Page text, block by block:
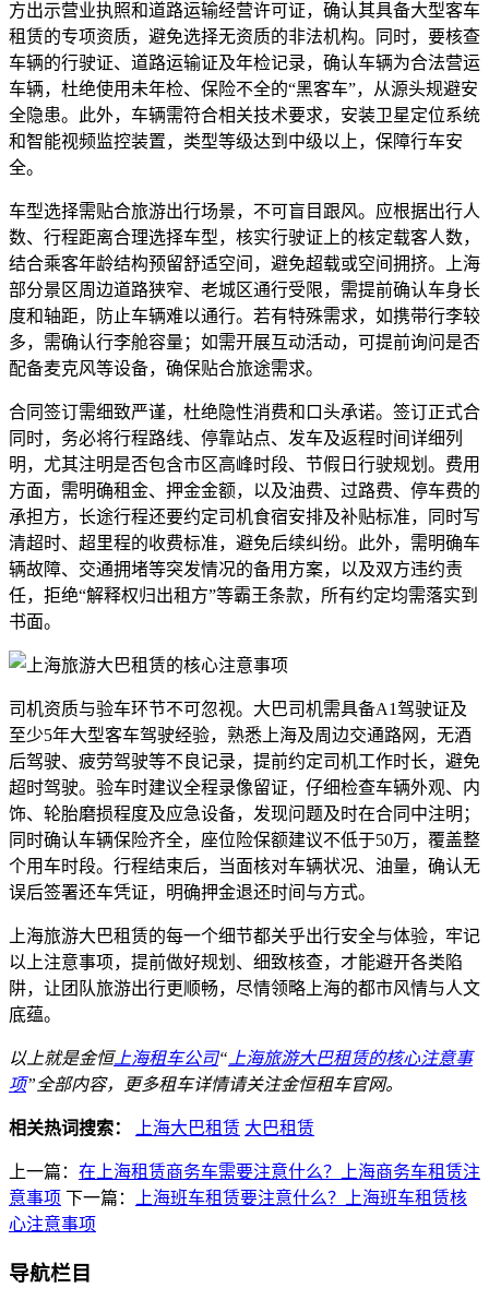
方出示营业执照和道路运输经营许可证，确认其具备大型客车
租赁的专项资质，避免选择无资质的非法机构。同时，要核查
车辆的行驶证、道路运输证及年检记录，确认车辆为合法营运
车辆，杜绝使用未年检、保险不全的“黑客车”，从源头规避安
全隐患。此外，车辆需符合相关技术要求，安装卫星定位系统
和智能视频监控装置，类型等级达到中级以上，保障行车安
全。
车型选择需贴合旅游出行场景，不可盲目跟风。应根据出行人
数、行程距离合理选择车型，核实行驶证上的核定载客人数，
结合乘客年龄结构预留舒适空间，避免超载或空间拥挤。上海
部分景区周边道路狭窄、老城区通行受限，需提前确认车身长
度和轴距，防止车辆难以通行。若有特殊需求，如携带行李较
多，需确认行李舱容量；如需开展互动活动，可提前询问是否
配备麦克风等设备，确保贴合旅途需求。
合同签订需细致严谨，杜绝隐性消费和口头承诺。签订正式合
同时，务必将行程路线、停靠站点、发车及返程时间详细列
明，尤其注明是否包含市区高峰时段、节假日行驶规划。费用
方面，需明确租金、押金金额，以及油费、过路费、停车费的
承担方，长途行程还要约定司机食宿安排及补贴标准，同时写
清超时、超里程的收费标准，避免后续纠纷。此外，需明确车
辆故障、交通拥堵等突发情况的备用方案，以及双方违约责
任，拒绝“解释权归出租方”等霸王条款，所有约定均需落实到
书面。
司机资质与验车环节不可忽视。大巴司机需具备A1驾驶证及
至少5年大型客车驾驶经验，熟悉上海及周边交通路网，无酒
后驾驶、疲劳驾驶等不良记录，提前约定司机工作时长，避免
超时驾驶。验车时建议全程录像留证，仔细检查车辆外观、内
饰、轮胎磨损程度及应急设备，发现问题及时在合同中注明；
同时确认车辆保险齐全，座位险保额建议不低于50万，覆盖整
个用车时段。行程结束后，当面核对车辆状况、油量，确认无
误后签署还车凭证，明确押金退还时间与方式。
上海旅游大巴租赁的每一个细节都关乎出行安全与体验，牢记
以上注意事项，提前做好规划、细致核查，才能避开各类陷
阱，让团队旅游出行更顺畅，尽情领略上海的都市风情与人文
底蕴。
以上就是金恒上海租车公司“ 上海旅游大巴租赁的核心注意事
项”全部内容，更多租车详情请关注金恒租车官网。
相关热词搜索： 上海大巴租赁 大巴租赁
上一篇： 在上海租赁商务车需要注意什么？上海商务车租赁注
意事项 下一篇：
上海班车租赁要注意什么？上海班车租赁核
心注意事项
导航栏目